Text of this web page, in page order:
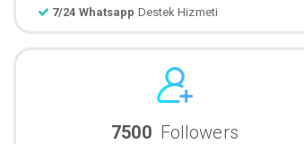
7/24 Whatsapp Destek Hizmeti
7500 Followers